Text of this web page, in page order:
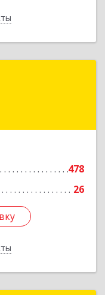
478
26
г, Раевского